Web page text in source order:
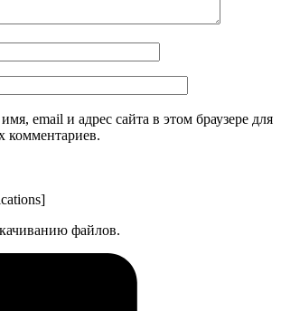
email и адрес сайта в этом браузере для
комментариев.
файлов.